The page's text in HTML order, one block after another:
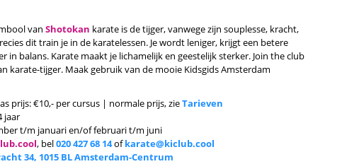
van Shotokan karate is de tijger, vanwege zijn souplesse, kracht,
dit train je in de karatelessen. Je wordt leniger, krijgt een betere
in balans. Karate maakt je lichamelijk en geestelijk sterker. Join the club
karate-tijger. Maak gebruik van de mooie Kidsgids Amsterdam
prijs: €10,- per cursus | normale prijs, zieTarieven
jaar
t/m januari en/of februari t/m juni
, bel020 427 68 14ofkarate@kiclub.cool
34, 1015 BL Amsterdam-Centrum